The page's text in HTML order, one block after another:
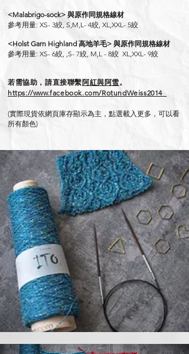
<Malabrigo-sock> 與原作同規格線材
參考用量: XS- 3絞, S,M,L- 4絞, XL,XXL- 5絞
<Holst Garn Highland 高地羊毛> 與原作同規格線材
參考用量: XS- 6絞, ,S- 7絞, M,L - 8絞 XL,XXL- 9絞
若需協助，請直接聯繫阿紅與阿雪。
https://www.facebook.com/RotundWeiss2014
(實際現貨依網頁庫存顯示為主，點選載入更多，可以看
所有顏色)